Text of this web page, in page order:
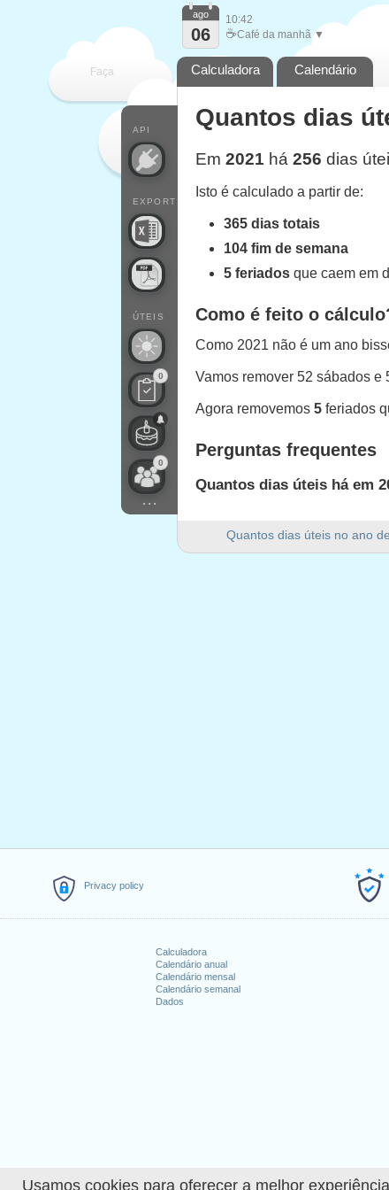
Usamos cookies para oferecer a melhor
Privacy policy
Calculadora
Calendário anual
Calendário mensal
Calendário semanal
Dados
Faça
cada
API
EXPORT
ÚTEIS
0
0
...
ago
06
10:42
☕Café da manhã ▼
Calculadora Calendário
Quantos dias úteis no ano
Quantos dias
Em 2021 há 256 dias
Isto é calculado a partir de:
365 dias totais
104 fim de semana
5 feriados que caem em
Como é feito o
Como 2021 não é um ano
Vamos remover 52 sábados e
Agora removemos 5 feriados
Perguntas frequentes
Quantos dias úteis há em
Quantos dias de fim de
Feriados que caem
3. Fête nationale suisse :
4. Noël : sábado, 25 dezembro,
5. Saint Étienne : domingo, 26